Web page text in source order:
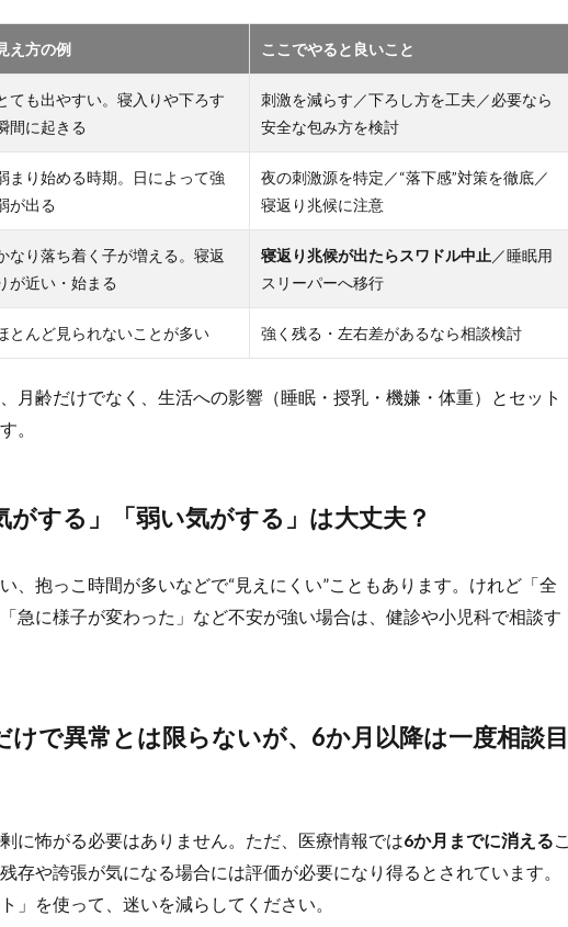
え方の例 ここでやると良いこと
ても出やすい。寝入りや下ろす
間に起きる
刺激を減らす／下ろし方を工夫／必要なら
安全な包み方を検討
まり始める時期。日によって強
が出る
夜の刺激源を特定／“落下感”対策を徹底／
寝返り兆候に注意
なり落ち着く子が増える。寝返
が近い・始まる
寝返り兆候が出たらスワドル中止 ／睡眠用
スリーパーへ移行
とんど見られないことが多い 強く残る・左右差があるなら相談検討
月齢だけでなく、生活への影響（睡眠・授乳・機嫌・体重）とセット
。
がする」「弱い気がする」は大丈夫？
、抱っこ時間が多いなどで“見えにくい”こともあります。けれど「全
急に様子が変わった」など不安が強い場合は、健診や小児科で相談す
けで異常とは限らないが、6か月以降は一度相談目
に怖がる必要はありません。ただ、医療情報では6か月までに消える こ
存や誇張が気になる場合には評価が必要になり得るとされています。
」を使って、迷いを減らしてください。